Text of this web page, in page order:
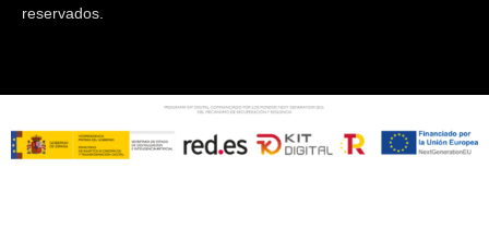
reservados.